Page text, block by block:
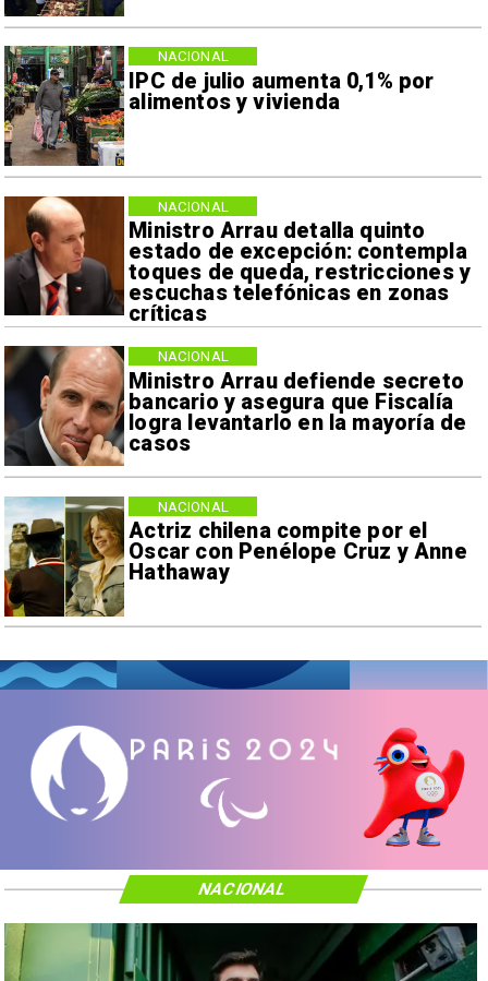
IPC de julio aumenta 0,1% por
alimentos y vivienda
NACIONAL
Ministro Arrau detalla quinto
estado de excepción: contempla
toques de queda, restricciones y
escuchas telefónicas en zonas
críticas
NACIONAL
Ministro Arrau defiende secreto
bancario y asegura que Fiscalía
logra levantarlo en la mayoría de
casos
NACIONAL
Actriz chilena compite por el
Oscar con Penélope Cruz y Anne
Hathaway
NACIONAL
NACIONAL